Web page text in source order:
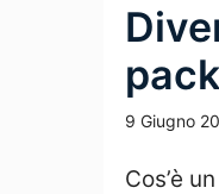
9 Giugno
Cos’è